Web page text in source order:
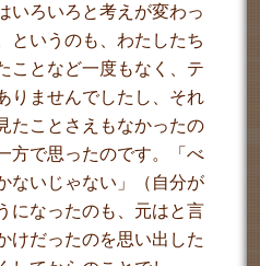
いろいろと考えが変わっ
というのも、わたしたち
ことなど一度もなく、テ
りませんでしたし、それ
たことさえもなかったの
方で思ったのです。「べ
ないじゃない」（自分が
になったのも、元はと言
けだったのを思い出した